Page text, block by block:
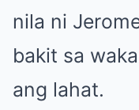
nila ni
bakit sa
ang lahat.